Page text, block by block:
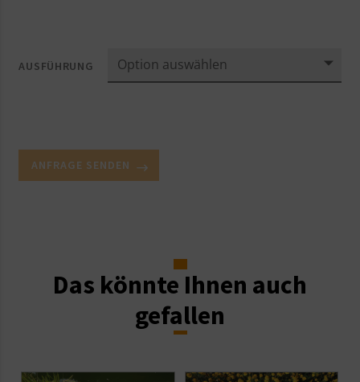
AUSFÜHRUNG
ANFRAGE SENDEN
Das könnte Ihnen auch
gefallen